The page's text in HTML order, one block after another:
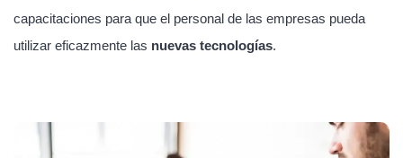
capacitaciones para que el personal de las empresas pueda
utilizar eficazmente las nuevas tecnologías.